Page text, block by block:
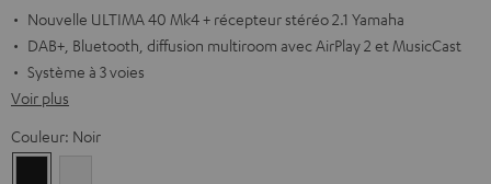
Nouvelle ULTIMA 40 Mk4 + récepteur stéréo 2.1 Yamaha
DAB+, Bluetooth, diffusion multiroom avec AirPlay 2 et MusicCast
Système à 3 voies
Voir plus
Couleur: Noir